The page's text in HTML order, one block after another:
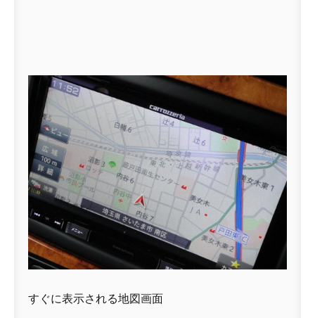
すぐに表示される地図画面